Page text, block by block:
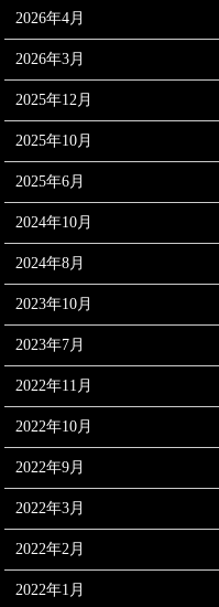
2026年4月
2026年3月
2025年12月
2025年10月
2025年6月
2024年10月
2024年8月
2023年10月
2023年7月
2022年11月
2022年10月
2022年9月
2022年3月
2022年2月
2022年1月